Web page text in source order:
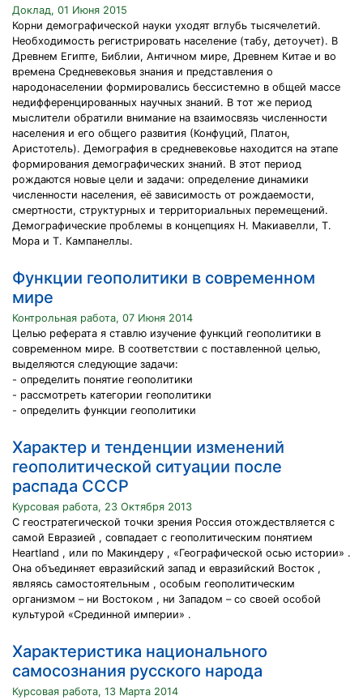
Доклад, 01 Июня 2015
Корни демографической науки уходят вглубь тысячелетий.
Необходимость регистрировать население (табу, детоучет). В
Древнем Египте, Библии, Античном мире, Древнем Китае и во
времена Средневековья знания и представления о
народонаселении формировались бессистемно в общей массе
недифференцированных научных знаний. В тот же период
мыслители обратили внимание на взаимосвязь численности
населения и его общего развития (Конфуций, Платон,
Аристотель). Демография в средневековье находится на этапе
формирования демографических знаний. В этот период
рождаются новые цели и задачи: определение динамики
численности населения, её зависимость от рождаемости,
смертности, структурных и территориальных перемещений.
Демографические проблемы в концепциях Н. Макиавелли, Т.
Мора и Т. Кампанеллы.
Функции геополитики в современном
мире
Контрольная работа, 07 Июня 2014
Целью реферата я ставлю изучение функций геополитики в
современном мире. В соответствии с поставленной целью,
выделяются следующие задачи:
- определить понятие геополитики
- рассмотреть категории геополитики
- определить функции геополитики
Характер и тенденции изменений
геополитической ситуации после
распада СССР
Курсовая работа, 23 Октября 2013
С геостратегической точки зрения Россия отождествляется с
самой Евразией , совпадает с геополитическим понятием
Heartland , или по Макиндеру , «Географической осью истории» .
Она объединяет евразийский запад и евразийский Восток ,
являясь самостоятельным , особым геополитическим
организмом – ни Востоком , ни Западом – со своей особой
культурой «Срединной империи» .
Характеристика национального
самосознания русского народа
Курсовая работа, 13 Марта 2014